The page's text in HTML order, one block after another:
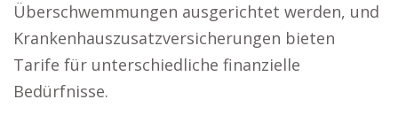
Überschwemmungen ausgerichtet werden, und
Krankenhauszusatzversicherungen bieten
Tarife für unterschiedliche finanzielle
Bedürfnisse.